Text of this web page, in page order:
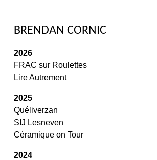
BRENDAN CORNIC
2026
FRAC sur Roulettes
Lire Autrement
2025
Quéliverzan
SIJ Lesneven
Céramique on Tour
2024